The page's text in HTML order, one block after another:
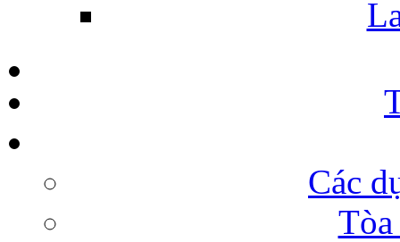
Các